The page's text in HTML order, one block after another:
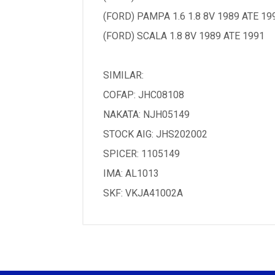
(FORD) PAMPA 1.6 1.8 8V 1989 ATE
(FORD) SCALA 1.8 8V 1989 ATE 1991
SIMILAR:
COFAP: JHC08108
NAKATA: NJH05149
STOCK AIG: JHS202002
SPICER: 1105149
IMA: AL1013
SKF: VKJA41002A